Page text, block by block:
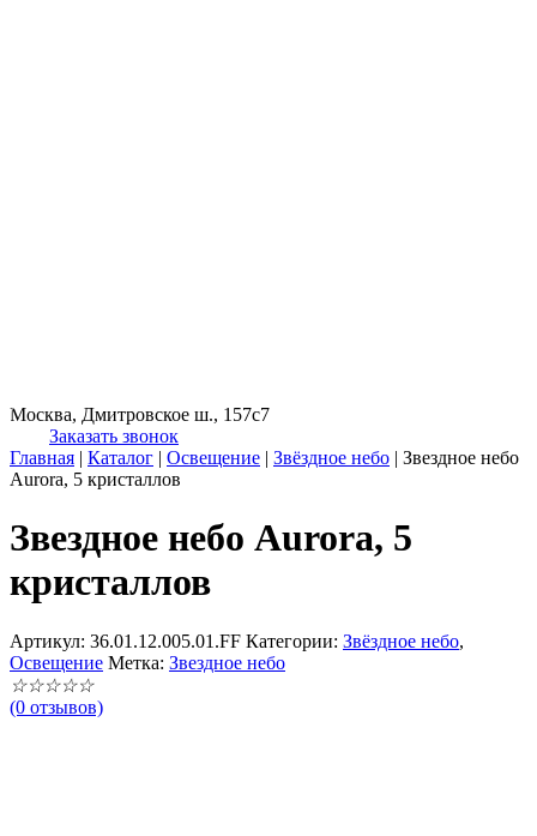
Москва, Дмитровское ш., 157с7
Заказать звонок
Главная | Каталог | Освещение | Звёздное небо | Звездное небо
Aurora, 5 кристаллов
Звездное небо Aurora, 5
кристаллов
Артикул: 36.01.12.005.01.FF Категории: Звёздное небо,
Освещение Метка: Звездное небо
☆☆☆☆☆
(0 отзывов)